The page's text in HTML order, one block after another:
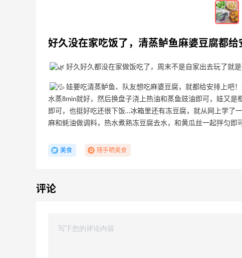
好久没在家吃饭了，清蒸鲈鱼麻婆豆腐都给
好久好久都没在家做饭吃了，周末不是自家出去玩了就
娃要吃清蒸鲈鱼、队友想吃麻婆豆腐，就都给安排上吧
水蒸8min就好，然后换盘子浇上热油和蒸鱼豉油即可，娃又
即可，也挺好吃还很下饭…冰箱里还有冻豆腐，就从网上学了
麻和蚝油做调料，热水煮熟冻豆腐去水，和黄瓜丝一起拌匀即
美食 随手晒美食
评论
分！